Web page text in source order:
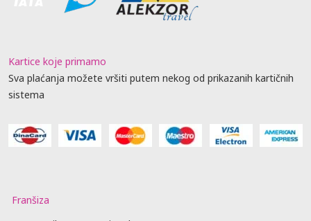
Kartice koje primamo
Sva plaćanja možete vršiti putem nekog od prikazanih kartičnih
sistema
Franšiza